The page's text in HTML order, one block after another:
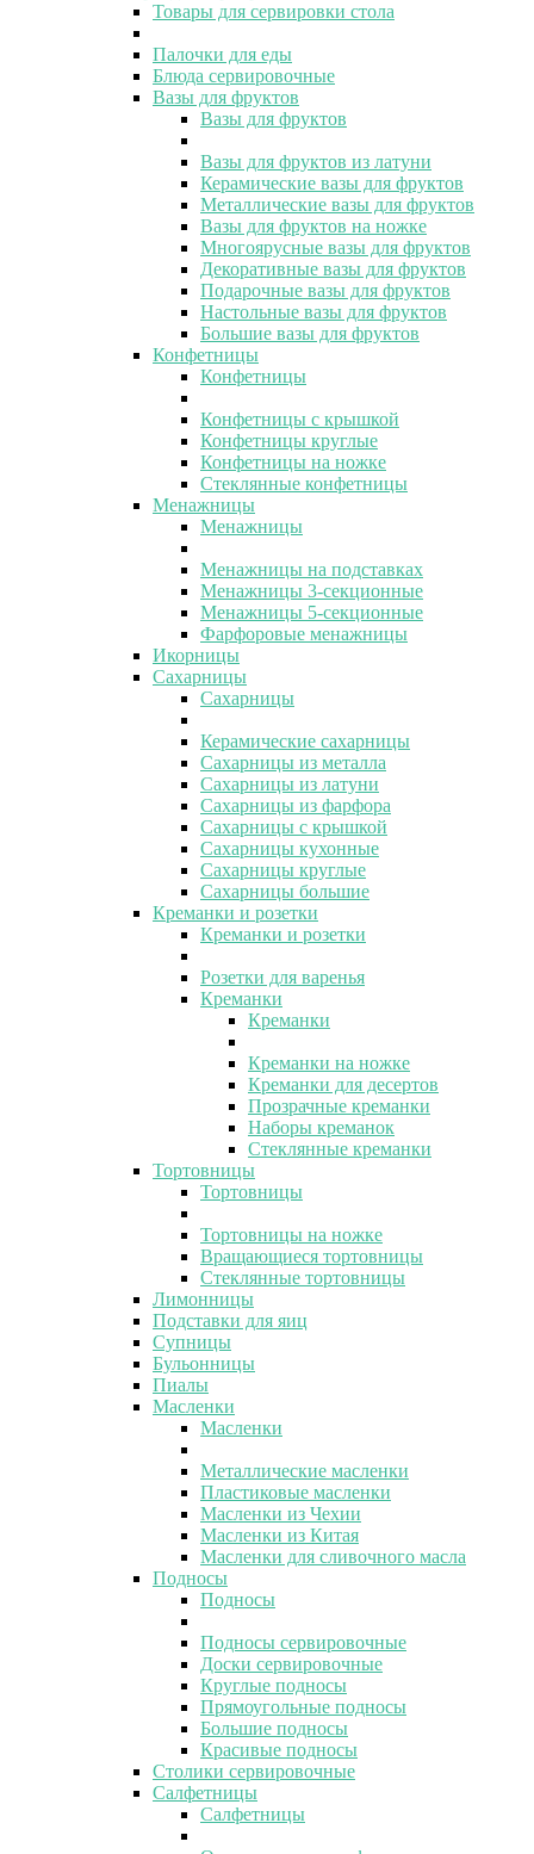
Товары для сервировки стола
Палочки для еды
Блюда сервировочные
Вазы для фруктов
Вазы для фруктов
Вазы для фруктов из латуни
Керамические вазы для фруктов
Металлические вазы для фруктов
Вазы для фруктов на ножке
Многоярусные вазы для фруктов
Декоративные вазы для фруктов
Подарочные вазы для фруктов
Настольные вазы для фруктов
Большие вазы для фруктов
Конфетницы
Конфетницы
Конфетницы с крышкой
Конфетницы круглые
Конфетницы на ножке
Стеклянные конфетницы
Менажницы
Менажницы
Менажницы на подставках
Менажницы 3-секционные
Менажницы 5-секционные
Фарфоровые менажницы
Икорницы
Сахарницы
Сахарницы
Керамические сахарницы
Сахарницы из металла
Сахарницы из латуни
Сахарницы из фарфора
Сахарницы с крышкой
Сахарницы кухонные
Сахарницы круглые
Сахарницы большие
Креманки и розетки
Креманки и розетки
Розетки для варенья
Креманки
Креманки
Креманки на ножке
Креманки для десертов
Прозрачные креманки
Наборы креманок
Стеклянные креманки
Тортовницы
Тортовницы
Тортовницы на ножке
Вращающиеся тортовницы
Стеклянные тортовницы
Лимонницы
Подставки для яиц
Супницы
Бульонницы
Пиалы
Масленки
Масленки
Металлические масленки
Пластиковые масленки
Масленки из Чехии
Масленки из Китая
Масленки для сливочного масла
Подносы
Подносы
Подносы сервировочные
Доски сервировочные
Круглые подносы
Прямоугольные подносы
Большие подносы
Красивые подносы
Столики сервировочные
Салфетницы
Салфетницы